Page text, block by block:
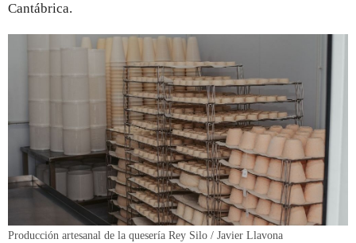
Cantábrica.
Producción artesanal de la quesería Rey Silo / Javier Llavona